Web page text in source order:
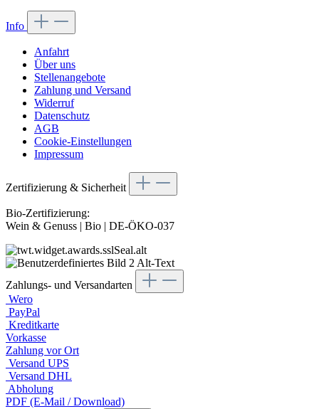
Info
Anfahrt
Über uns
Stellenangebote
Zahlung und Versand
Widerruf
Datenschutz
AGB
Cookie-Einstellungen
Impressum
Zertifizierung & Sicherheit
Bio-Zertifizierung:
Wein & Genuss | Bio | DE-ÖKO-037
Zahlungs- und Versandarten
Wero
PayPal
Kreditkarte
Vorkasse
Zahlung vor Ort
Versand UPS
Versand DHL
Abholung
PDF (E-Mail / Download)